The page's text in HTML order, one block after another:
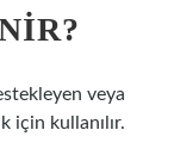
veya
için kullanılır.